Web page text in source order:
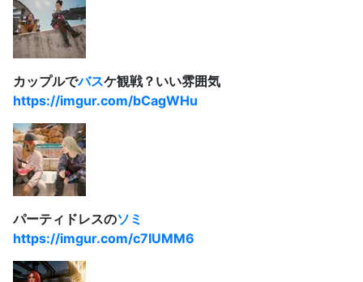
カップルでバスケ観戦？いい雰囲気
https://imgur.com/bCagWHu
パーティドレスのソミ
https://imgur.com/c7IUMM6